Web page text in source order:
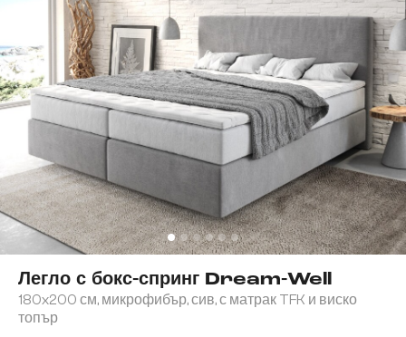
Легло с бокс-спринг Dream-Well
180x200 см, микрофибър, сив, с матрак TFK и виско
топър